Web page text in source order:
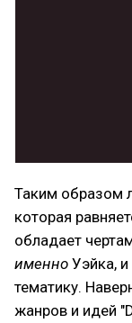
Таким образом
которая
обладает
именно Уэйка,
тематику.
жанров и идей